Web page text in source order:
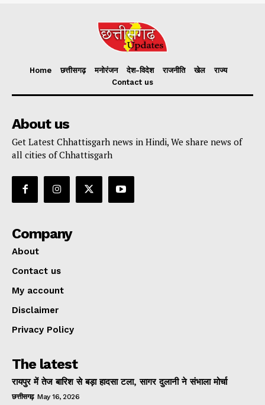
Home छत्तीसगढ़ मनोरंजन देश-विदेश राजनीति खेल
राज्य
Contact us
About us
Get Latest Chhattisgarh news in Hindi, We share news of
all cities of Chhattisgarh
Company
About
Contact us
My account
Disclaimer
Privacy Policy
The latest
रायपुर में तेज बारिश से बड़ा हादसा टला, सागर दुलानी ने संभाला मोर्चा
छत्तीसगढ़ May 16, 2026